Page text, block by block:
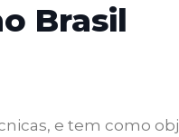
Brasil
e tem como